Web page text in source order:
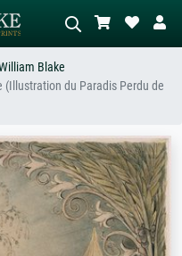
abstrait avec beaucoup de rouge,
sombre, nu debout près d'un
arbre.
Blake
(Illustration du Paradis Perdu de